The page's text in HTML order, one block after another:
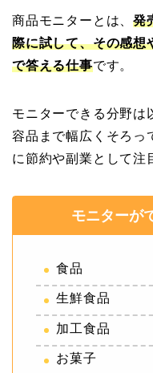
商品モニターとは、発
際に試して、その感想
で答える仕事です。
モニターできる分野は
容品まで幅広くそろっ
に節約や副業として注
モニターが
食品
生鮮食品
加工食品
お菓子